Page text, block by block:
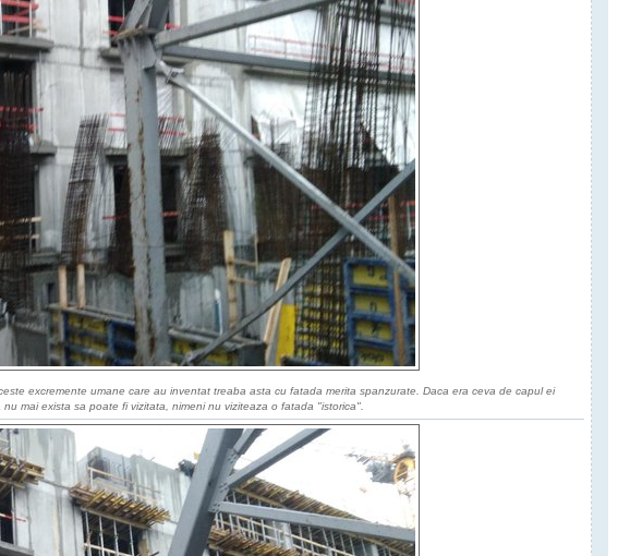
excremente umane care au inventat treaba asta cu fatada merita spanzurate. Daca era ceva de capul ei
mai exista sa poate fi vizitata, nimeni nu viziteaza o fatada "istorica".